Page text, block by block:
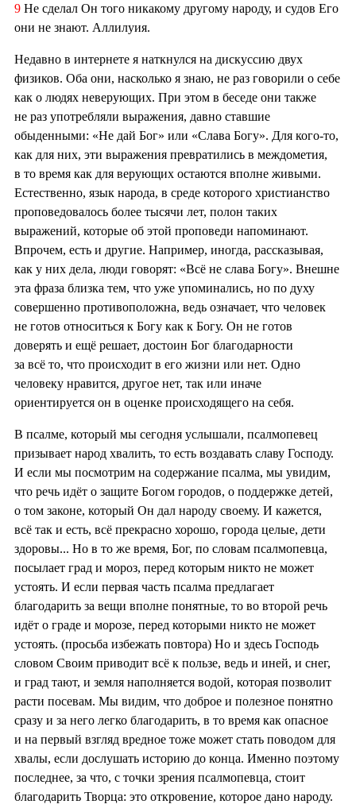
9 Не сделал Он того никакому другому народу, и судов Его
они не знают. Аллилуия.
Недавно в интернете я наткнулся на дискуссию двух
физиков. Оба они, насколько я знаю, не раз говорили о себе
как о людях неверующих. При этом в беседе они также
не раз употребляли выражения, давно ставшие
обыденными: «Не дай Бог» или «Слава Богу». Для кого-то,
как для них, эти выражения превратились в междометия,
в то время как для верующих остаются вполне живыми.
Естественно, язык народа, в среде которого христианство
проповедовалось более тысячи лет, полон таких
выражений, которые об этой проповеди напоминают.
Впрочем, есть и другие. Например, иногда, рассказывая,
как у них дела, люди говорят: «Всё не слава Богу». Внешне
эта фраза близка тем, что уже упоминались, но по духу
совершенно противоположна, ведь означает, что человек
не готов относиться к Богу как к Богу. Он не готов
доверять и ещё решает, достоин Бог благодарности
за всё то, что происходит в его жизни или нет. Одно
человеку нравится, другое нет, так или иначе
ориентируется он в оценке происходящего на себя.
В псалме, который мы сегодня услышали, псалмопевец
призывает народ хвалить, то есть воздавать славу Господу.
И если мы посмотрим на содержание псалма, мы увидим,
что речь идёт о защите Богом городов, о поддержке детей,
о том законе, который Он дал народу своему. И кажется,
всё так и есть, всё прекрасно хорошо, города целые, дети
здоровы... Но в то же время, Бог, по словам псалмопевца,
посылает град и мороз, перед которым никто не может
устоять. И если первая часть псалма предлагает
благодарить за вещи вполне понятные, то во второй речь
идёт о граде и морозе, перед которыми никто не может
устоять. (просьба избежать повтора) Но и здесь Господь
словом Своим приводит всё к пользе, ведь и иней, и снег,
и град тают, и земля наполняется водой, которая позволит
расти посевам. Мы видим, что доброе и полезное понятно
сразу и за него легко благодарить, в то время как опасное
и на первый взгляд вредное тоже может стать поводом для
хвалы, если дослушать историю до конца. Именно поэтому
последнее, за что, с точки зрения псалмопевца, стоит
благодарить Творца: это откровение, которое дано народу.